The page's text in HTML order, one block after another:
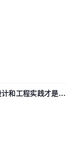
和工程实践才是稀